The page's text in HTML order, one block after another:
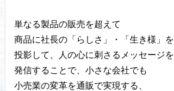
単なる製品の販売を超えて
商品に社長の「らしさ」・「生き様」を
投影して、人の心に刺さるメッセージを
発信することで、小さな会社でも
小売業の変革を通販で実現する、